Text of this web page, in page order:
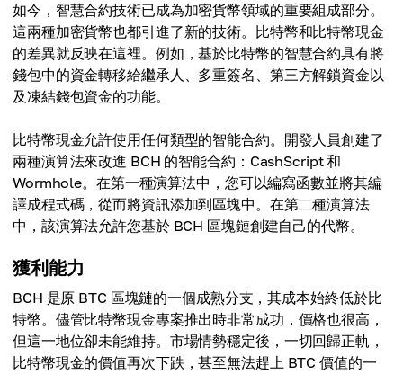
如今，智慧合約技術已成為加密貨幣領域的重要組成部分。
這兩種加密貨幣也都引進了新的技術。比特幣和比特幣現金
的差異就反映在這裡。例如，基於比特幣的智慧合約具有將
錢包中的資金轉移給繼承人、多重簽名、第三方解鎖資金以
及凍結錢包資金的功能。
比特幣現金允許使用任何類型的智能合約。開發人員創建了
兩種演算法來改進 BCH 的智能合約：CashScript 和
Wormhole。在第一種演算法中，您可以編寫函數並將其編
譯成程式碼，從而將資訊添加到區塊中。在第二種演算法
中，該演算法允許您基於 BCH 區塊鏈創建自己的代幣。
獲利能力
BCH 是原 BTC 區塊鏈的一個成熟分支，其成本始終低於比
特幣。儘管比特幣現金專案推出時非常成功，價格也很高，
但這一地位卻未能維持。市場情勢穩定後，一切回歸正軌，
比特幣現金的價值再次下跌，甚至無法趕上 BTC 價值的一